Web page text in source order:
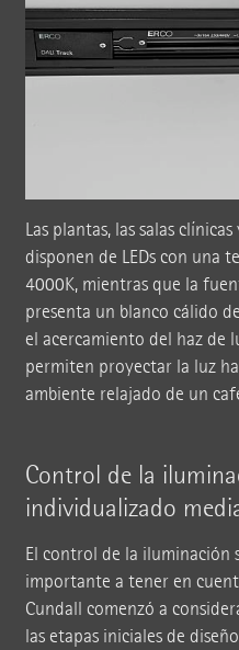
Las plantas, las salas
disponen de LEDs con una
4000K, mientras que la
presenta un blanco cálido
el acercamiento del haz de
permiten proyectar la luz
ambiente relajado de un
Control de la
individualizado
El control de la iluminación
importante a tener en
Cundall comenzó a
las etapas iniciales de